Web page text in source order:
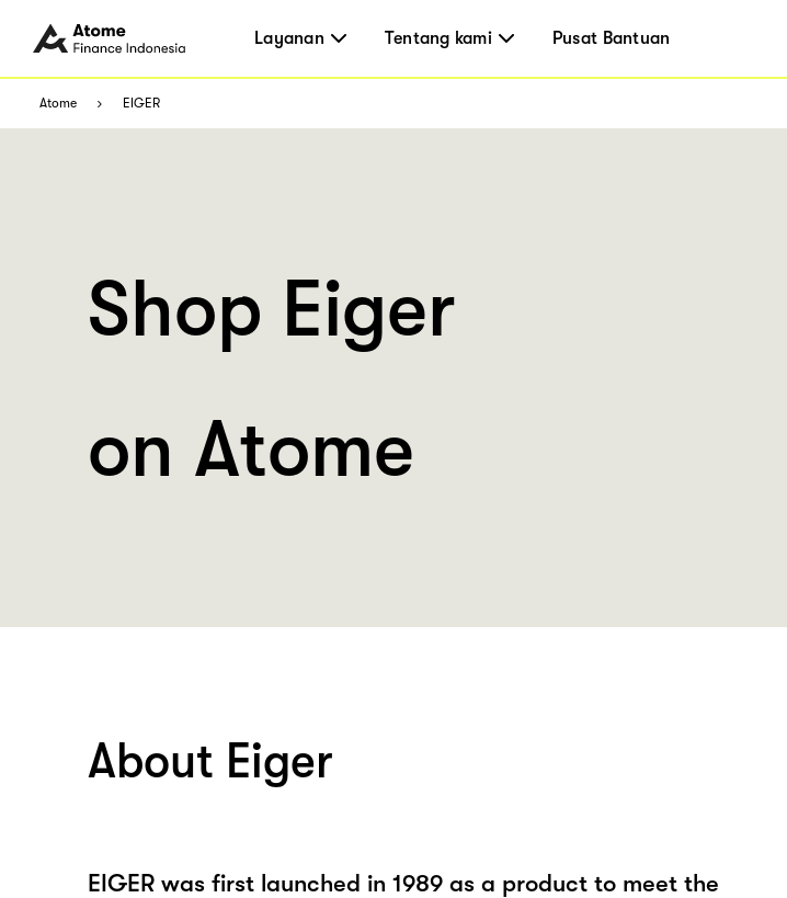
Layanan Tentang kami Pusat Bantuan
Atome EIGER
Shop Eiger
on Atome
About Eiger
EIGER was first launched in 1989 as a product to meet the